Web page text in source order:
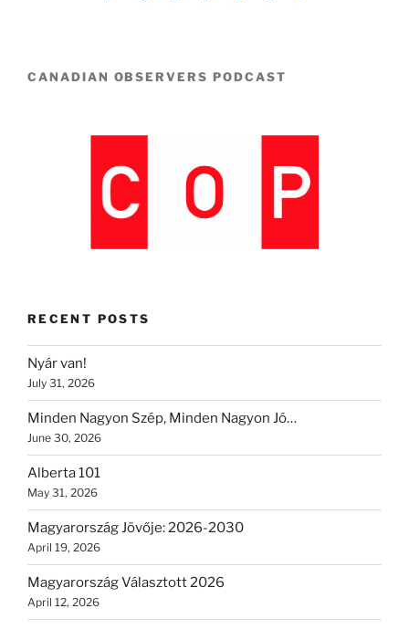
CANADIAN OBSERVERS PODCAST
RECENT POSTS
Nyár van!
July 31, 2026
Minden Nagyon Szép, Minden Nagyon Jó…
June 30, 2026
Alberta 101
May 31, 2026
Magyarország Jövője: 2026-2030
April 19, 2026
Magyarország Választott 2026
April 12, 2026